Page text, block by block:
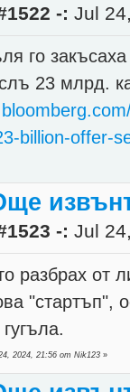
-: Jul
го
23 млрд.
billion-offer-
-: Jul
разбрах от
2024, 21:56 от Nik123 »